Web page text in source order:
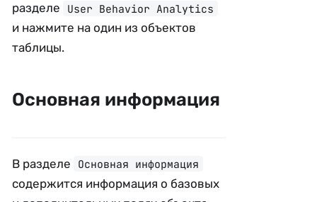
разделе
User Behavior Analytics
и нажмите на один из объектов
таблицы.
Основная информация
В разделе Основная информация
содержится информация о базовых